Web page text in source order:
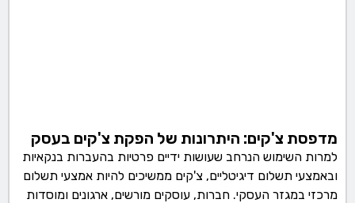
מדפסת צ'קים: היתרונות של הפקת צ'קים בעסק
למרות השימוש הנרחב שעושות ידיים פרטיות בהעברות בנקאיות
ובאמצעי תשלום דיגיטליים, צ'קים ממשיכים להיות אמצעי תשלום
מרכזי במגזר העסקי. חברות, עוסקים מורשים, ארגונים ומוסדות